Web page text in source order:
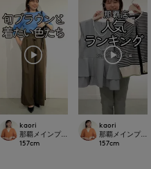
I.T.'S.international
kaori
那覇メインプレイスI.T.'S.international
157cm
kaori
那覇メインプ
157cm